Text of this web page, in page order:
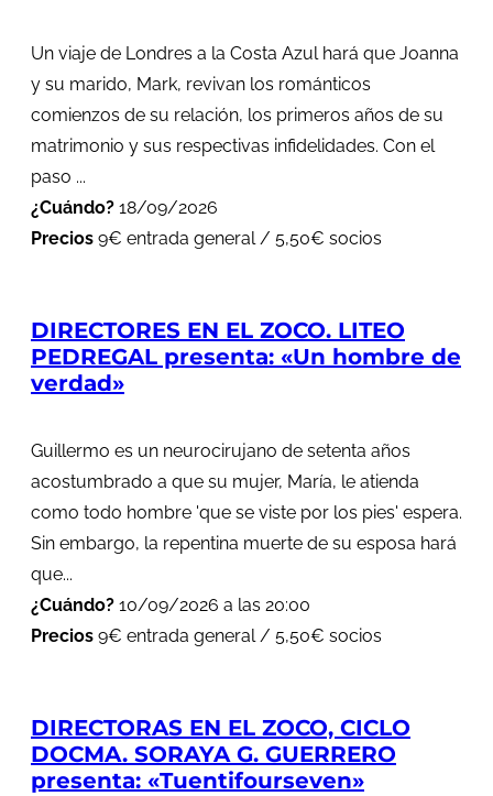
Un viaje de Londres a la Costa Azul hará que Joanna
y su marido, Mark, revivan los románticos
comienzos de su relación, los primeros años de su
matrimonio y sus respectivas infidelidades. Con el
paso ...
¿Cuándo? 18/09/2026
Precios 9€ entrada general / 5,50€ socios
DIRECTORES EN EL ZOCO. LITEO
PEDREGAL presenta: «Un hombre de
verdad»
Guillermo es un neurocirujano de setenta años
acostumbrado a que su mujer, María, le atienda
como todo hombre 'que se viste por los pies' espera.
Sin embargo, la repentina muerte de su esposa hará
que...
¿Cuándo? 10/09/2026 a las 20:00
Precios 9€ entrada general / 5,50€ socios
DIRECTORAS EN EL ZOCO, CICLO
DOCMA. SORAYA G. GUERRERO
presenta: «Tuentifourseven»